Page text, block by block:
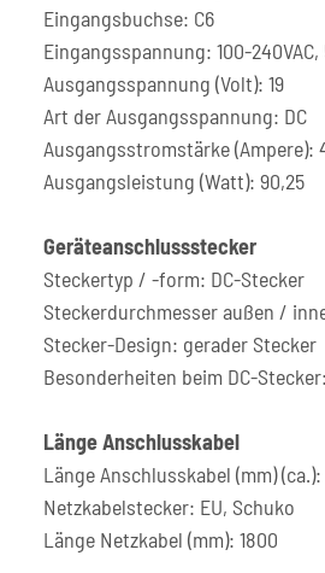
Eingangsbuchse: C6
Eingangsspannung: 100-240VAC,
Ausgangsspannung (Volt): 19
Art der Ausgangsspannung: DC
Ausgangsstromstärke (Ampere):
Ausgangsleistung (Watt): 90,25
Geräteanschlussstecker
Steckertyp / -form: DC-Stecker
Steckerdurchmesser außen /
Stecker-Design: gerader Stecker
Besonderheiten beim DC-
Länge Anschlusskabel
Länge Anschlusskabel (mm) (ca.):
Netzkabelstecker: EU, Schuko
Länge Netzkabel (mm): 1800